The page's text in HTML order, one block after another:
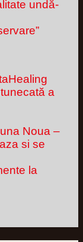
undă-
a
Noua –
si se
la